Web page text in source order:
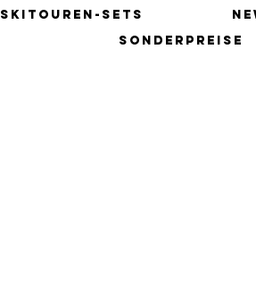
SKITOUREN-SETS
SONDERPREISE